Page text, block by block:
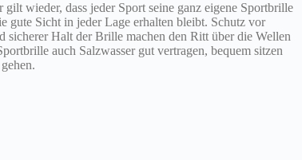
wieder, dass jeder Sport seine ganz eigene Sportbrille
gute Sicht in jeder Lage erhalten bleibt. Schutz vor
sicherer Halt der Brille machen den Ritt über die Wellen
auch Salzwasser gut vertragen, bequem sitzen